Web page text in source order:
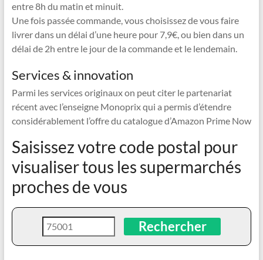
entre 8h du matin et minuit.
Une fois passée commande, vous choisissez de vous faire
livrer dans un délai d’une heure pour 7,9€, ou bien dans un
délai de 2h entre le jour de la commande et le lendemain.
Services & innovation
Parmi les services originaux on peut citer le partenariat
récent avec l’enseigne Monoprix qui a permis d’étendre
considérablement l’offre du catalogue d’Amazon Prime Now
Saisissez votre code postal pour
visualiser tous les supermarchés
proches de vous
Rechercher